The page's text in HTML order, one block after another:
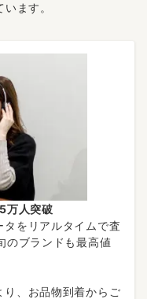
ます。
万人突破
をリアルタイムで査
のブランドも最高値
り、お品物到着からご